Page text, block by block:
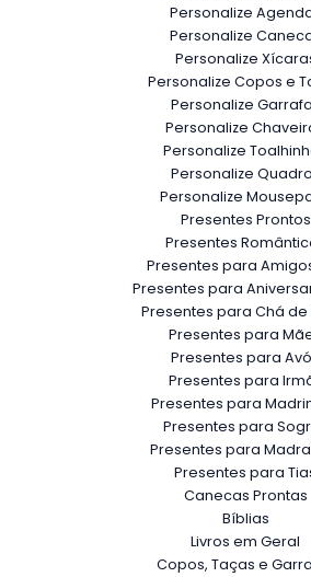
Personalize
Personalize
Personalize
Personalize Copos e
Personalize
Personalize
Personalize
Personalize
Personalize
Presentes Prontos
Presentes
Presentes para
Presentes para
Presentes para Chá de
Presentes para
Presentes para
Presentes para
Presentes para
Presentes para
Presentes para
Presentes para
Canecas Prontas
Bíblias
Livros em Geral
Copos, Taças e